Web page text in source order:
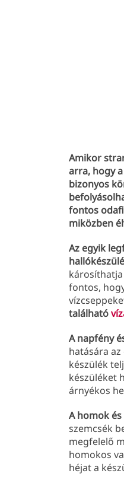
Amikor
arra, hogy
bizonyos
fontos
miközben
Az egyik
fontos,
található
A napfény
hatására
készülék
készüléket
árnyékos
A homok
szemcsék
megfelelő
homokos
héjat a